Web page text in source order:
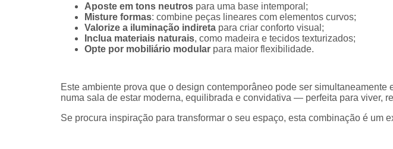
Aposte em tons neutros para uma base intemporal;
Misture formas: combine peças lineares com elementos curvos;
Valorize a iluminação indireta para criar conforto visual;
Inclua materiais naturais, como madeira e tecidos texturizados;
Opte por mobiliário modular para maior flexibilidade.
Este ambiente prova que o design contemporâneo pode ser simultaneamente
numa sala de estar moderna, equilibrada e convidativa — perfeita para viver,
Se procura inspiração para transformar o seu espaço, esta combinação é um